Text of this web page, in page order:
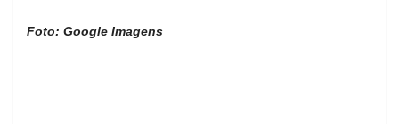
Foto: Google Imagens